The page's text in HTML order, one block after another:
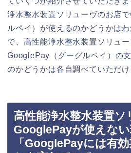
浄水整水装置ソリューヴのお店
ルペイ）が使えるのかどうかは
で、高性能浄水整水装置ソリュ
GooglePay（グーグルペイ）の
のかどうかは各自調べていただけ
高性能浄水整水装置ソ
GooglePayが使えない
「GooglePayには有